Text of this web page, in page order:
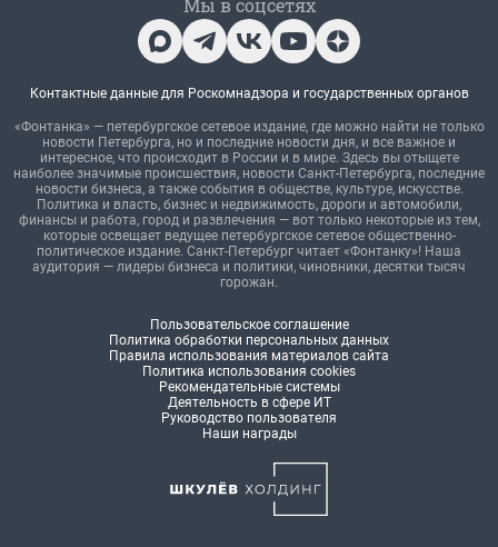
Мы в соцсетях
Контактные данные для Роскомнадзора и государственных органов
«Фонтанка» — петербургское сетевое издание, где можно найти не только
новости Петербурга, но и последние новости дня, и все важное и
интересное, что происходит в России и в мире. Здесь вы отыщете
наиболее значимые происшествия, новости Санкт-Петербурга, последние
новости бизнеса, а также события в обществе, культуре, искусстве.
Политика и власть, бизнес и недвижимость, дороги и автомобили,
финансы и работа, город и развлечения — вот только некоторые из тем,
которые освещает ведущее петербургское сетевое общественно-
политическое издание. Санкт-Петербург читает «Фонтанку»! Наша
аудитория — лидеры бизнеса и политики, чиновники, десятки тысяч
горожан.
Пользовательское соглашение
Политика обработки персональных данных
Правила использования материалов сайта
Политика использования cookies
Рекомендательные системы
Деятельность в сфере ИТ
Руководство пользователя
Наши награды